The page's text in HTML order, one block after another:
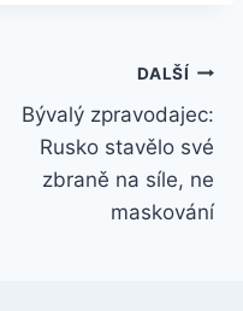
DALŠÍ
Bývalý zpravodajec:
Rusko stavělo své
zbraně na síle, ne
maskování